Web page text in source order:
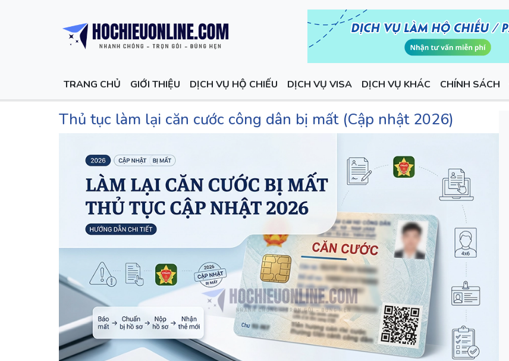
TRANG CHỦ GIỚI THIỆU DỊCH VỤ HỘ CHIẾU DỊCH VỤ VISA DỊCH VỤ KHÁC CHÍNH SÁCH
Thủ tục làm lại căn cước công dân bị mất (Cập nhật 2026)